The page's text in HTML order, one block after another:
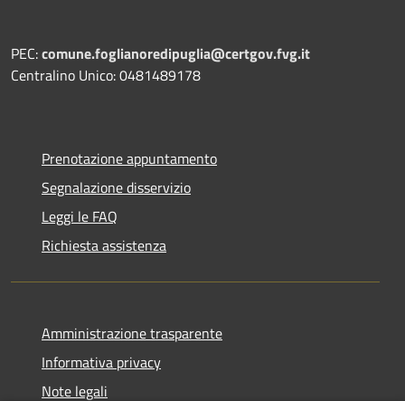
PEC:comune.foglianoredipuglia@certgov.fvg.it
Centralino Unico: 0481489178
Prenotazione appuntamento
Segnalazione disservizio
Leggi le FAQ
Richiesta assistenza
Amministrazione trasparente
Informativa privacy
Note legali